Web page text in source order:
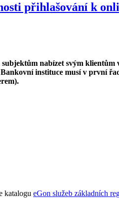
přihlašování k
nabízet svým
instituce musí v první
katalogu eGon služeb základních